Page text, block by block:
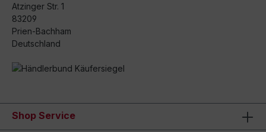
Atzinger Str. 1
83209
Prien-Bachham
Deutschland
Shop Service